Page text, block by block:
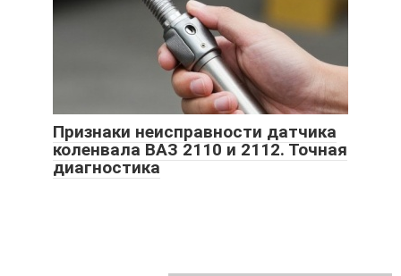
Признаки неисправности датчика
коленвала ВАЗ 2110 и 2112. Точная
диагностика